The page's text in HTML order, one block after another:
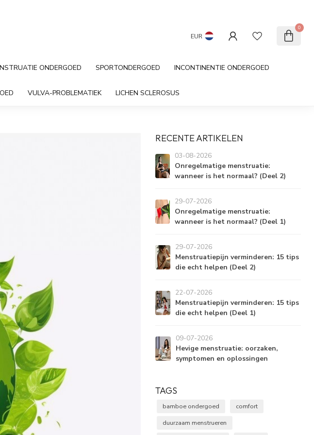
EUR
0
ONDERGOED SPORTONDERGOED INCONTINENTIE ONDERGOED
VULVA-PROBLEMATIEK LICHEN SCLEROSUS
RECENTE ARTIKELEN
03-08-2026
Onregelmatige menstruatie:
wanneer is het normaal? (Deel 2)
29-07-2026
Onregelmatige menstruatie:
wanneer is het normaal? (Deel 1)
29-07-2026
Menstruatiepijn verminderen: 15 tips
die echt helpen (Deel 2)
22-07-2026
Menstruatiepijn verminderen: 15 tips
die echt helpen (Deel 1)
09-07-2026
Hevige menstruatie: oorzaken,
symptomen en oplossingen
TAGS
bamboe ondergoed
comfort
duurzaam menstrueren